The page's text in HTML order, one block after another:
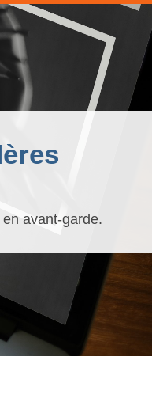
avant-garde.